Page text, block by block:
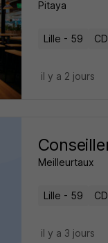
Pitaya
Lille - 59
il y a 2 jours
Meilleurtaux
Lille - 59
il y a 3 jours